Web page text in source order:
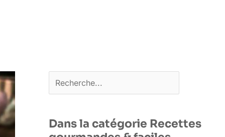
Rechercher
Dans la catégorie Recettes